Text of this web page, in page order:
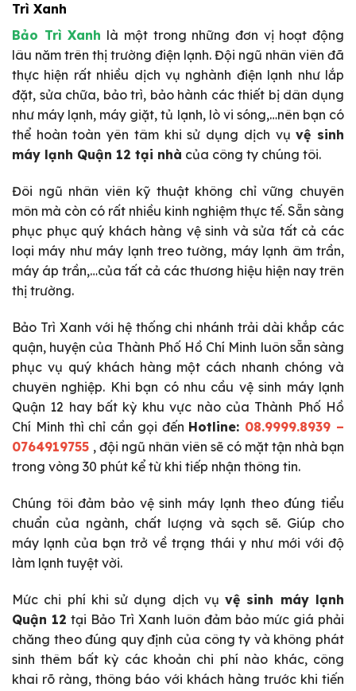
Trì Xanh
Bảo Trì Xanh là một trong những đơn vị hoạt động
lâu năm trên thị trường điện lạnh. Đội ngũ nhân viên đã
thực hiện rất nhiều dịch vụ nghành điện lạnh như lắp
đặt, sửa chữa, bảo trì, bảo hành các thiết bị dân dụng
như máy lạnh, máy giặt, tủ lạnh, lò vi sóng,…nên bạn có
thể hoàn toàn yên tâm khi sử dụng dịch vụvệ sinh
máy lạnh Quận 12 tại nhà của công ty chúng tôi.
Đôi ngũ nhân viên kỹ thuật không chỉ vững chuyên
môn mà còn có rất nhiều kinh nghiệm thực tế. Sẵn sàng
phục phục quý khách hàng vệ sinh và sửa tất cả các
loại máy như máy lạnh treo tường, máy lạnh âm trần,
máy áp trần,…của tất cả các thương hiệu hiện nay trên
thị trường.
Bảo Trì Xanh với hệ thống chi nhánh trải dài khắp các
quận, huyện của Thành Phố Hồ Chí Minh luôn sẵn sàng
phục vụ quý khách hàng một cách nhanh chóng và
chuyên nghiệp. Khi bạn có nhu cầu vệ sinh máy lạnh
Quận 12 hay bất kỳ khu vực nào của Thành Phố Hồ
Chí Minh thì chỉ cần gọi đến Hotline: 08.9999.8939 –
0764919755 , đội ngũ nhân viên sẽ có mặt tận nhà bạn
trong vòng 30 phút kể từ khi tiếp nhận thông tin.
Chúng tôi đảm bảo vệ sinh máy lạnh theo đúng tiểu
chuẩn của ngành, chất lượng và sạch sẽ. Giúp cho
máy lạnh của bạn trở về trạng thái y như mới với độ
làm lạnh tuyệt vời.
Mức chi phí khi sử dụng dịch vụvệ sinh máy lạnh
Quận 12 tại Bảo Trì Xanh luôn đảm bảo mức giá phải
chăng theo đúng quy định của công ty và không phát
sinh thêm bất kỳ các khoản chi phí nào khác, công
khai rõ ràng, thông báo với khách hàng trước khi tiến